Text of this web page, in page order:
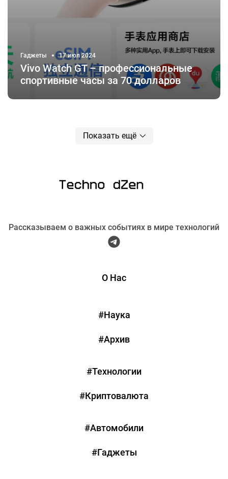
Гаджеты 17 июл 2024
Vivo Watch GT – профессиональные
спортивные часы за 70 долларов
Показать ещё
Рассказываем о важных событиях в мире технологий
О Нас
#Наука
#Архив
#Технологии
#Криптовалюта
#Автомобили
#Гаджеты